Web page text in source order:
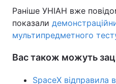
Раніше УНІАН вже
показали
мультипредметного
Вас також можуть
SpaceX відправила